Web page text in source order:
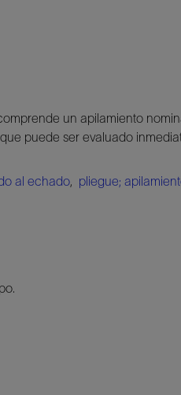
un apilamiento
puede ser evaluado
al echado, pliegue;